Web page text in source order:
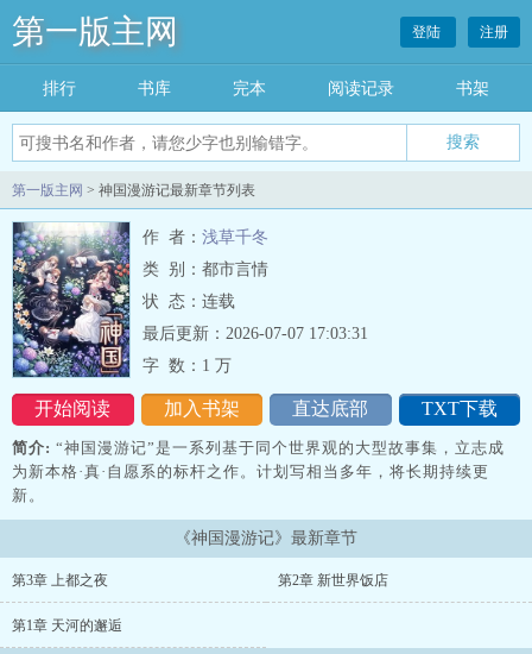
第一版主网
搜索
登陆 注册
排行 书库 完本 阅读记录 书架
第一版主网 > 神国漫游记最新章节列表
作 者： 浅草千冬
类 别：都市言情
状 态：连载
开始阅读 加入书架 直达底部 TXT下载
最后更新：2026-07-07 17:03:31
字 数： 1 万
简介: “神国漫游记”是一系列基于同个世界观的大型故事集，立志成
为新本格·真·自愿系的标杆之作。计划写相当多年，将长期持续更
新。
《神国漫游记》最新章节
第3章 上都之夜 第2章 新世界饭店
第1章 天河的邂逅